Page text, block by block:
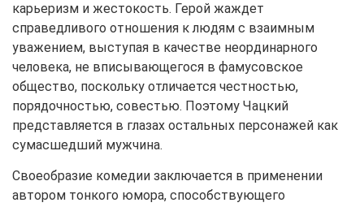
карьеризм и жестокость. Герой жаждет
справедливого отношения к людям с взаимным
уважением, выступая в качестве неординарного
человека, не вписывающегося в фамусовское
общество, поскольку отличается честностью,
порядочностью, совестью. Поэтому Чацкий
представляется в глазах остальных персонажей как
сумасшедший мужчина.
Своеобразие комедии заключается в применении
автором тонкого юмора, способствующего